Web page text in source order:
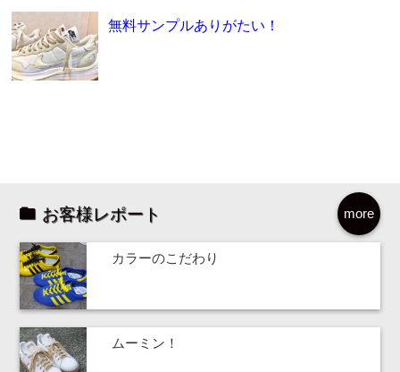
無料サンプルありがたい！
more
お客様レポート
カラーのこだわり
ムーミン！